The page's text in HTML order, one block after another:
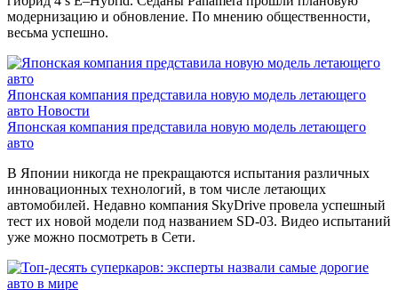
модернизацию и обновление. По мнению общественности,
весьма успешно.
Японская компания представила новую модель летающего
авто Новости
Японская компания представила новую модель летающего
авто
В Японии никогда не прекращаются испытания различных
инновационных технологий, в том числе летающих
автомобилей. Недавно компания SkyDrive провела успешный
тест их новой модели под названием SD-03. Видео испытаний
уже можно посмотреть в Сети.